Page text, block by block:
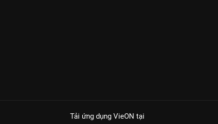
Tải ứng dụng VieON tại